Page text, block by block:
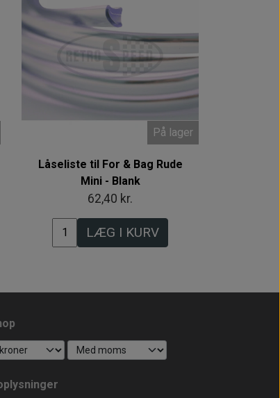
På lager
Låseliste til For & Bag Rude
Mini - Blank
62,40 kr.
LÆG I KURV